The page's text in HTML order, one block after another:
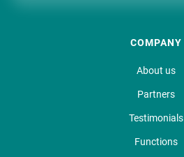
COMPANY
About us
Partners
Testimonials
Functions